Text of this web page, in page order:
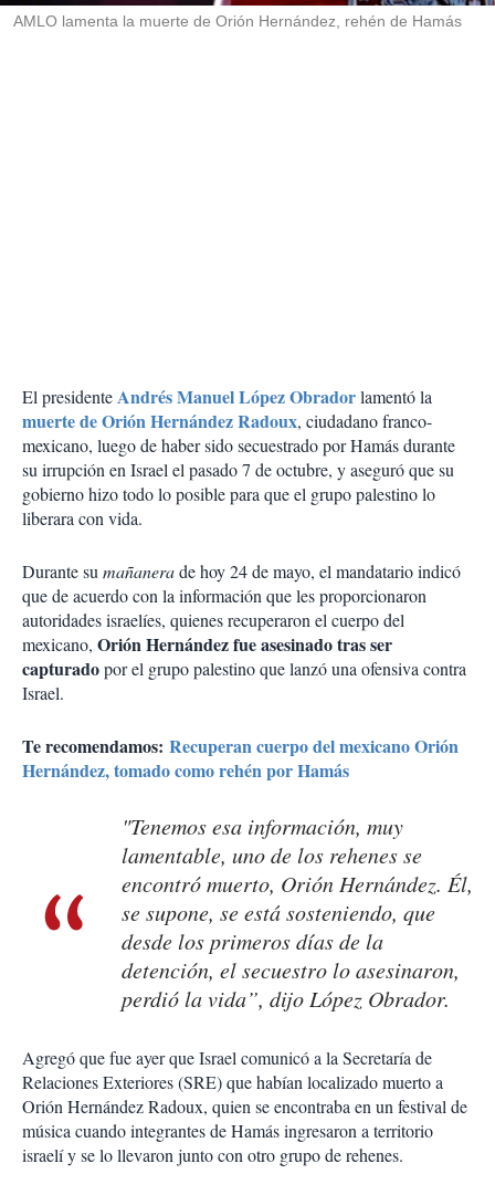
AMLO lamenta la muerte de Orión Hernández, rehén de Hamás
El presidenteAndrés Manuel López Obradorlamentó la
muerte de Orión Hernández Radoux, ciudadano franco-
mexicano, luego de haber sido secuestrado por Hamás durante
su irrupción en Israel el pasado 7 de octubre, y aseguró que su
gobierno hizo todo lo posible para que el grupo palestino lo
liberara con vida.
Durante sumañanerade hoy 24 de mayo, el mandatario indicó
que de acuerdo con la información que les proporcionaron
autoridades israelíes, quienes recuperaron el cuerpo del
mexicano, Orión Hernández fue asesinado tras ser
capturadopor el grupo palestino que lanzó una ofensiva contra
Israel.
Te recomendamos: Recuperan cuerpo del mexicano Orión
Hernández, tomado como rehén por Hamás
"Tenemos esa información, muy
lamentable, uno de los rehenes se
encontró muerto, Orión Hernández. Él,
se supone, se está sosteniendo, que
desde los primeros días de la
detención, el secuestro lo asesinaron,
perdió la vida”, dijo López Obrador.
Agregó que fue ayer que Israel comunicó a la Secretaría de
Relaciones Exteriores (SRE) que habían localizado muerto a
Orión Hernández Radoux, quien se encontraba en un festival de
música cuando integrantes de Hamás ingresaron a territorio
israelí y se lo llevaron junto con otro grupo de rehenes.